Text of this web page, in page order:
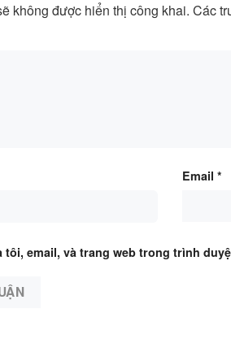
không được hiển thị công khai. Các
Email *
tôi, email, và trang web trong trình